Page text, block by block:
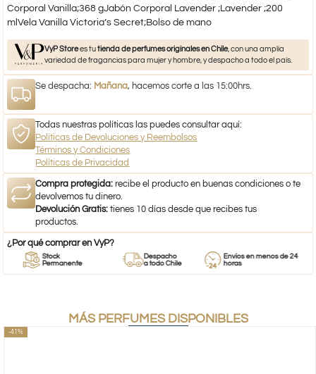
Corporal Vanilla;368 gJabón Corporal Lavender ;Lavender ;200
mlVela Vanilla Victoria’s Secret;Bolso de mano
VyP Storees tutienda de perfumes originales en Chile, con una amplia
variedad de fragancias para mujer y hombre, y despacho a todo el país.
Se despacha: Mañana, hacemos corte a las 15:00hrs.
Todas nuestras políticas las puedes consultar aquí:
Políticas de Devoluciones y Reembolsos
Términos y Condiciones
Políticas de Privacidad
Compra protegida: recibe el producto en buenas condiciones o te
devolvemos tu dinero.
Devolución Gratis: tienes 10 días desde que recibes tus
productos.
¿Por qué comprar en VyP?
Stock
Permanente
Despacho
a todo Chile
Envíos en menos de 24
horas
MÁS PERFUMES DISPONIBLES
-41%